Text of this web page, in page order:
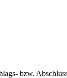
bzw.